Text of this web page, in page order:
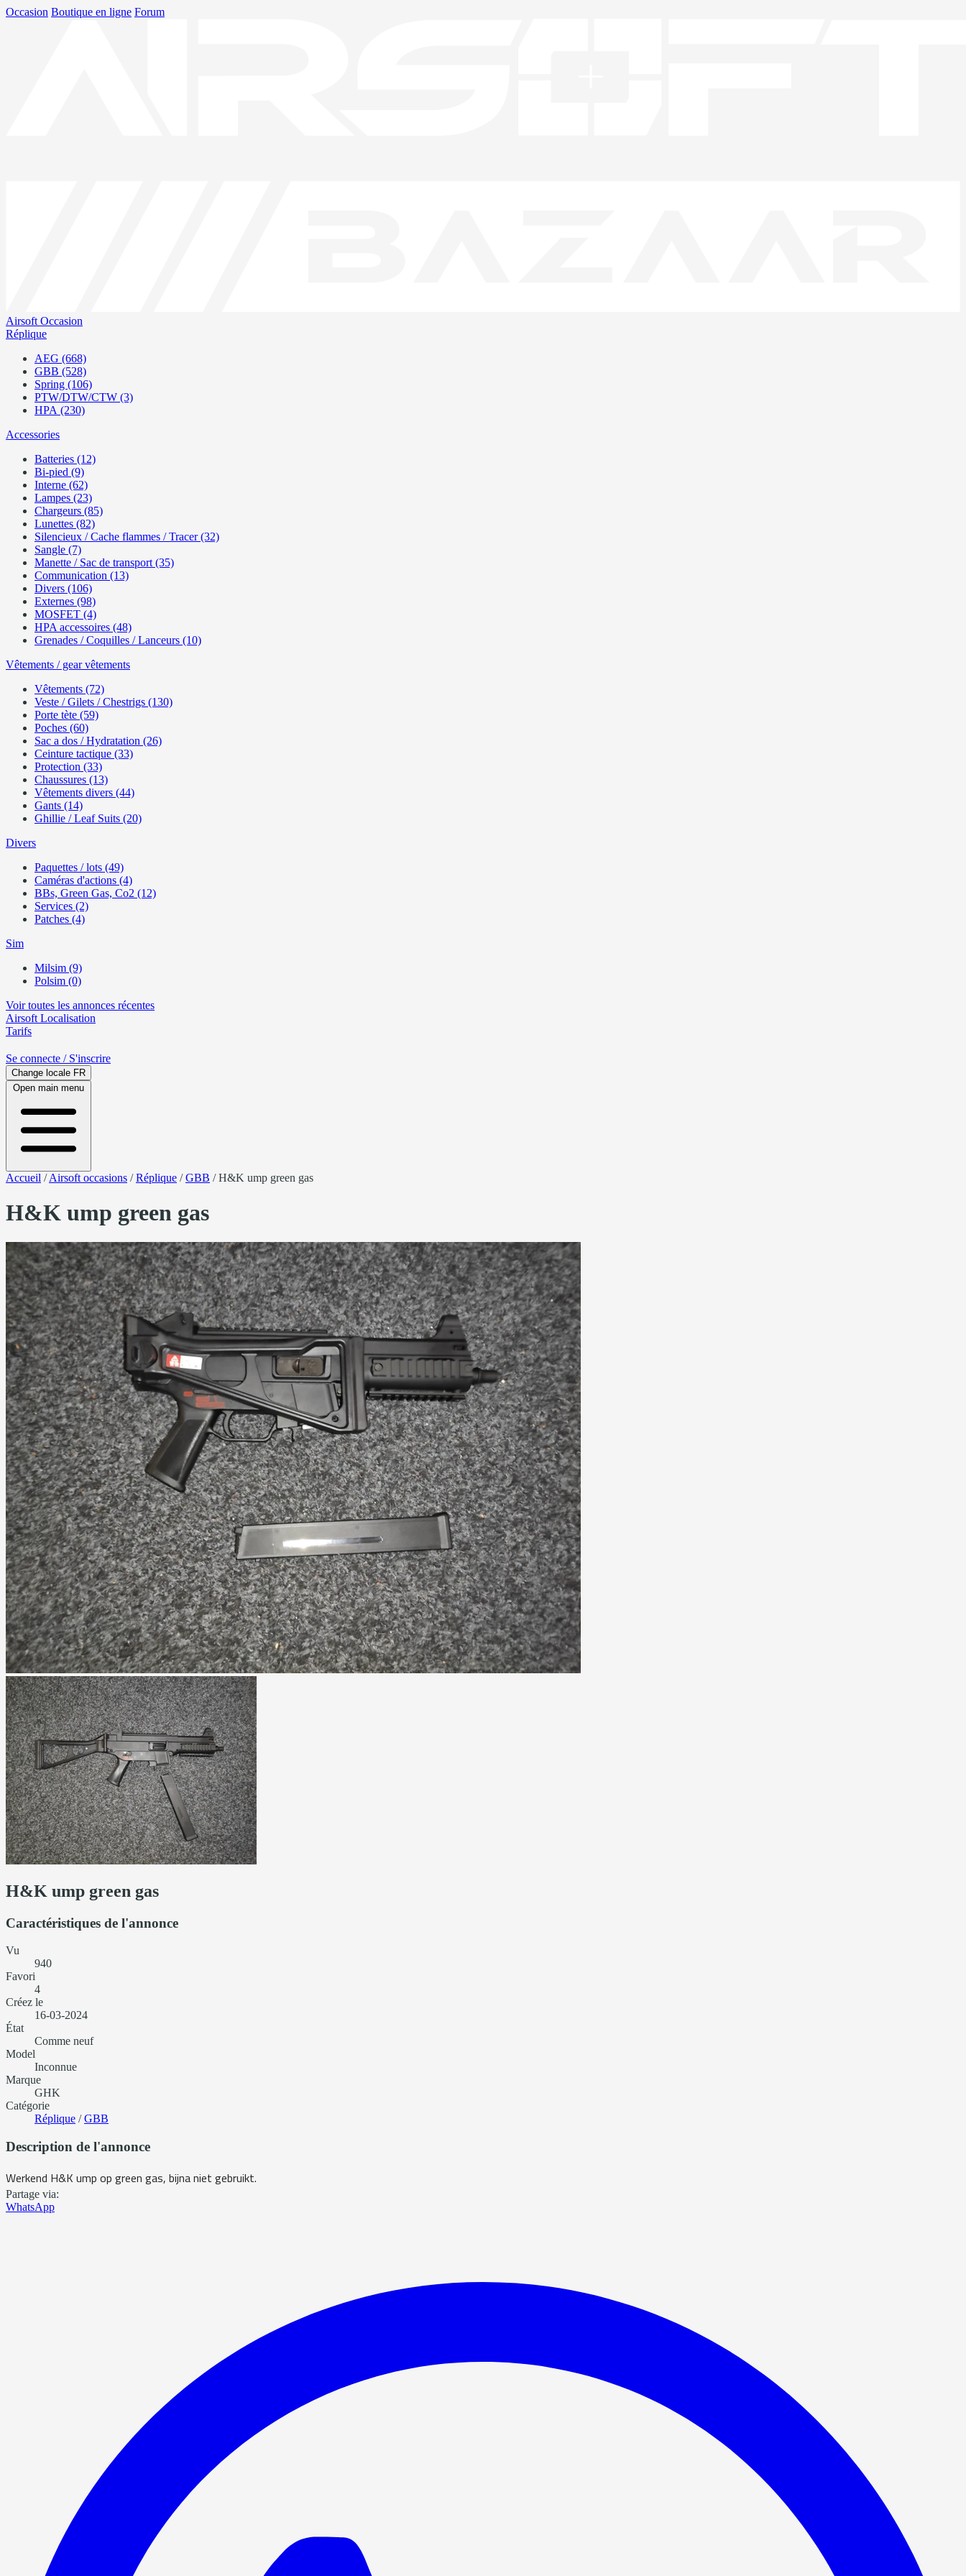
Occasion Boutique en ligne Forum
Airsoft Occasion
Réplique
AEG (668)
GBB (528)
Spring (106)
PTW/DTW/CTW (3)
HPA (230)
Accessories
Batteries (12)
Bi-pied (9)
Interne (62)
Lampes (23)
Chargeurs (85)
Lunettes (82)
Silencieux / Cache flammes / Tracer (32)
Sangle (7)
Manette / Sac de transport (35)
Communication (13)
Divers (106)
Externes (98)
MOSFET (4)
HPA accessoires (48)
Grenades / Coquilles / Lanceurs (10)
Vêtements / gear vêtements
Vêtements (72)
Veste / Gilets / Chestrigs (130)
Porte tète (59)
Poches (60)
Sac a dos / Hydratation (26)
Ceinture tactique (33)
Protection (33)
Chaussures (13)
Vêtements divers (44)
Gants (14)
Ghillie / Leaf Suits (20)
Divers
Paquettes / lots (49)
Caméras d'actions (4)
BBs, Green Gas, Co2 (12)
Services (2)
Patches (4)
Sim
Milsim (9)
Polsim (0)
Voir toutes les annonces récentes
Airsoft Localisation
Tarifs
Se connecte / S'inscrire
Change locale FR
Open main menu
Accueil /Airsoft occasions /Réplique /GBB /H&K ump green gas
H&K ump green gas
H&K ump green gas
Caractéristiques de l'annonce
Vu
940
Favori
4
Créez le
16-03-2024
État
Comme neuf
Model
Inconnue
Marque
GHK
Catégorie
Réplique /GBB
Description de l'annonce
Werkend H&K ump op green gas, bijna niet gebruikt.
Partage via:
WhatsApp